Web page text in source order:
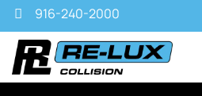
916-240-2000